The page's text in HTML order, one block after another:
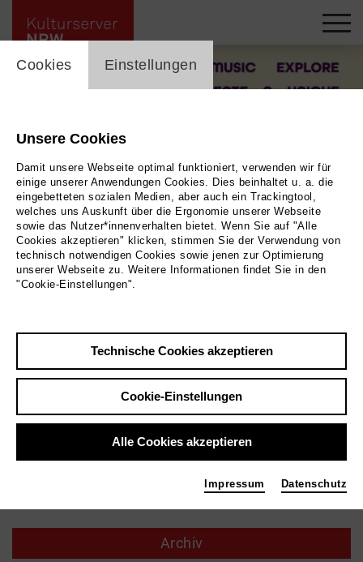
Poetry Jam
Archiv
cookie_layer
Cookies Einstellungen
Unsere Cookies
Damit unsere Webseite optimal funktioniert, verwenden wir für
einige unserer Anwendungen Cookies. Dies beinhaltet u. a. die
eingebetteten sozialen Medien, aber auch ein Trackingtool,
welches uns Auskunft über die Ergonomie unserer Webseite
sowie das Nutzer*innenverhalten bietet. Wenn Sie auf "Alle
Cookies akzeptieren" klicken, stimmen Sie der Verwendung von
technisch notwendigen Cookies sowie jenen zur Optimierung
unserer Webseite zu. Weitere Informationen findet Sie in den
"Cookie-Einstellungen".
Technische Cookies akzeptieren
Cookie-Einstellungen
Alle Cookies akzeptieren
Impressum Datenschutz